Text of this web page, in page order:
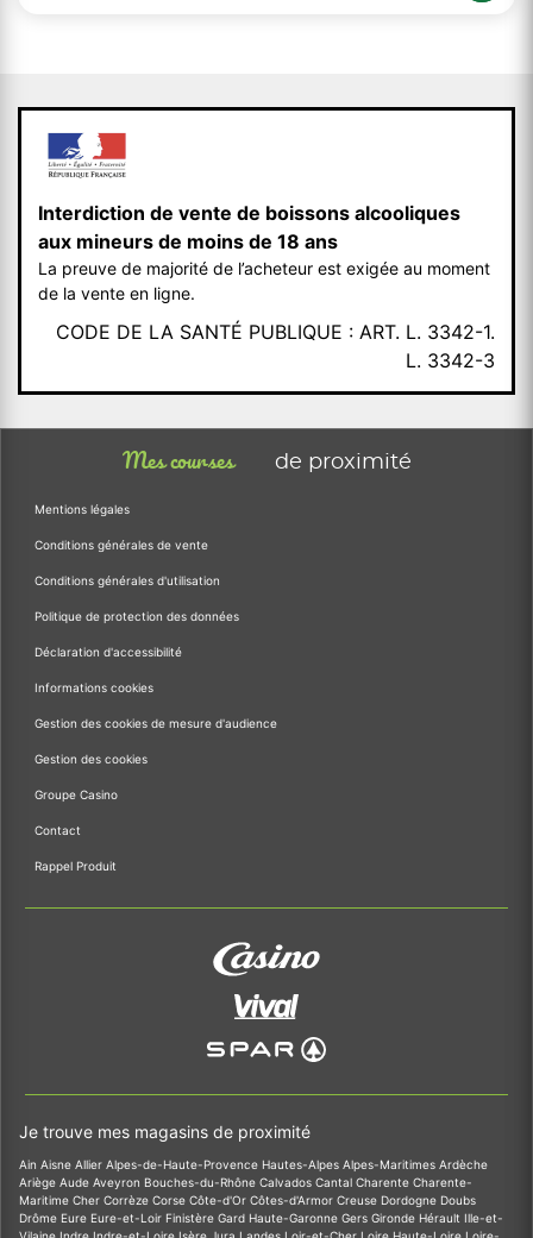
Interdiction de vente de boissons alcooliques
aux mineurs de moins de 18 ans
La preuve de majorité de l’acheteur est exigée au moment
de la vente en ligne.
CODE DE LA SANTÉ PUBLIQUE : ART. L. 3342-1.
L. 3342-3
Mes courses de proximité
Mentions légales
Conditions générales de vente
Conditions générales d'utilisation
Politique de protection des données
Déclaration d'accessibilité
Informations cookies
Gestion des cookies de mesure d'audience
Gestion des cookies
Groupe Casino
Contact
Rappel Produit
Je trouve mes magasins de proximité
Ain Aisne Allier Alpes-de-Haute-Provence Hautes-Alpes Alpes-Maritimes Ardèche
Ariège Aude Aveyron Bouches-du-Rhône Calvados Cantal Charente Charente-
Maritime Cher Corrèze Corse Côte-d'Or Côtes-d'Armor Creuse Dordogne Doubs
Drôme Eure Eure-et-Loir Finistère Gard Haute-Garonne Gers Gironde Hérault Ille-et-